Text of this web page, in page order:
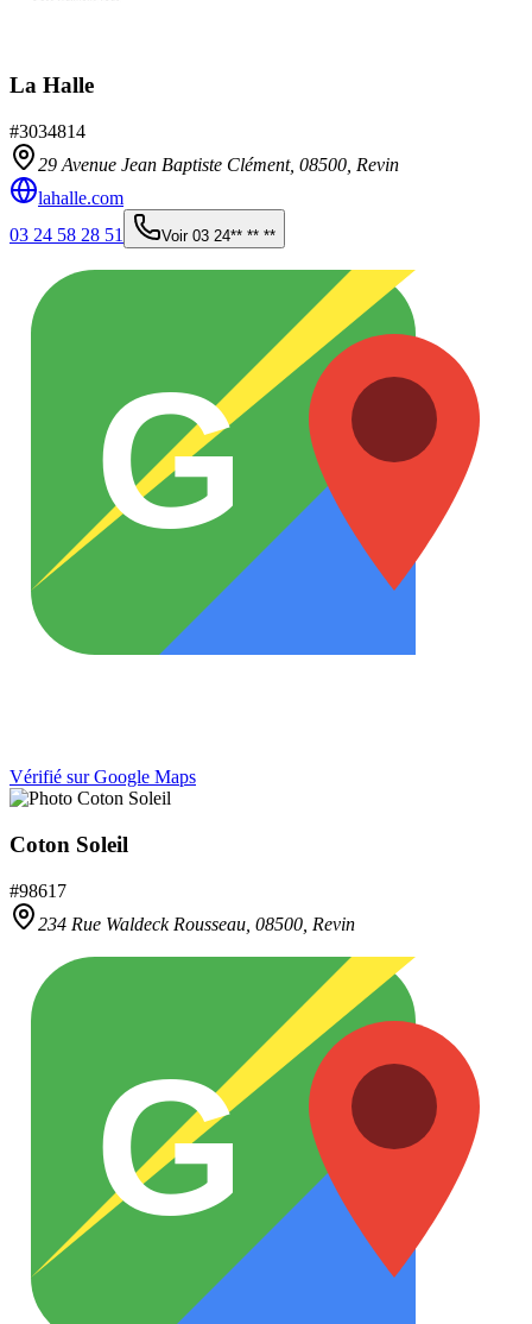
La Halle
#3034814
29 Avenue Jean Baptiste Clément, 08500 Revin
lahalle.com
03 24 58 28 51
Voir 03 24** ** **
G
Vérifié sur Google Maps
Coton Soleil
#98617
234 Rue Waldeck Rousseau, 08500 Revin
G